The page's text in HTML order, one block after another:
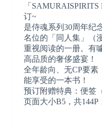
「
订~
是侍魂系列30周年纪
名位的「同人集」（
重视阅读的一册。有
高品质的奢侈盛宴！
全年龄向、无CP要
能享受的一本书！
预订附赠特典：便签
页面大小B5，共144P